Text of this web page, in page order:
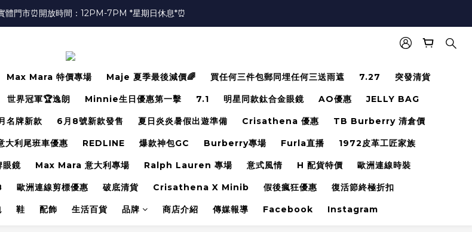
體門市⏰開放時間：12PM-7PM *星期日休息*⏰
體門市⏰開放時間：12PM-7PM *星期日休息*⏰
體門市⏰開放時間：12PM-7PM *星期日休息*⏰
Max Mara 特價專場 Maje 夏季最後減價🌈 買任何三件包郵同埋任何三送雨遮 7.27 突發清貨
世界冠軍🏆逸朗 Minnie生日優惠第一擊 7.1 明星同款鈦合金眼鏡 AO優惠 JELLY BAG
名牌新款 6月8號新款發售 夏日炎炎暑假出遊準備 Crisathena 優惠 TB Burberry 清倉價
大利尾班車優惠 REDLINE 爆款神包GC Burberry專場 Furla直播 1972皮革工匠家族
眼鏡 Max Mara 意大利專場 Ralph Lauren 專場 意式風情 H 配貨特價 歐洲連線時裝
歐洲連線剪標優惠 破底清貨 Crisathena X Minib 假後瘋狂優惠 復活節終極折扣
鞋 配飾 生活百貨 品牌 商店介紹 傳媒報導 Facebook Instagram